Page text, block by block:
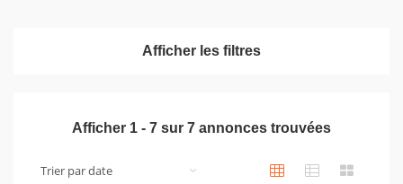
Afficher les filtres
Afficher 1 - 7 sur 7 annonces trouvées